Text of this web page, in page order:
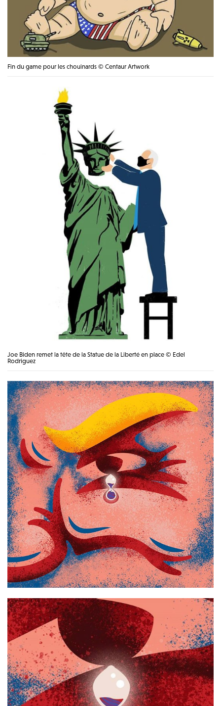
Fin du game pour les chouinards © Centaur Artwork
Joe Biden remet la tête de la Statue de la Liberté en place © Edel
Rodriguez